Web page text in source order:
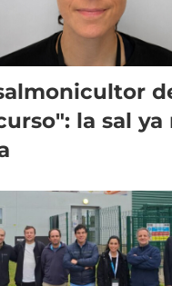
la sal ya